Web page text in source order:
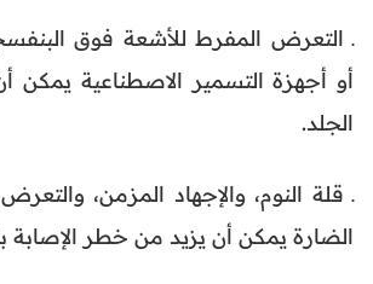
ـ التعرض المفرط للأشعة فوق
أو أجهزة التسمير الاصطناعية
الجلد.
ـ قلة النوم، والإجهاد المزمن، والتعرض
الضارة يمكن أن يزيد من خطر الإصابة